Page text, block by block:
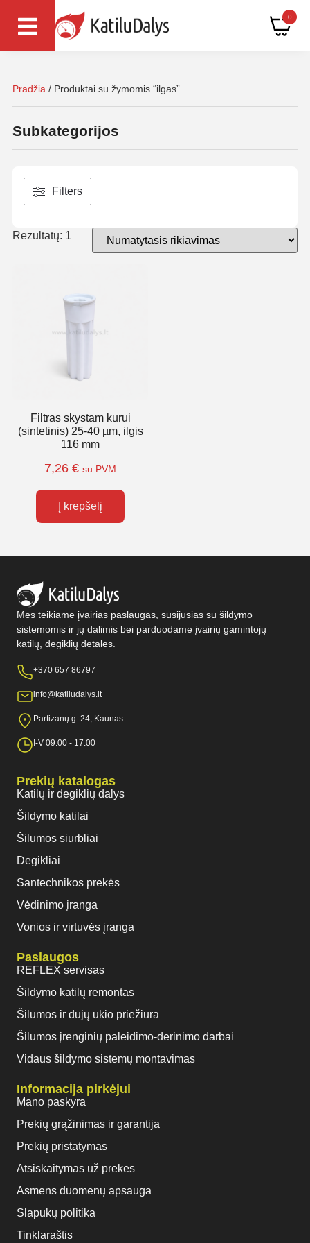
0
Pradžia / Produktai su žymomis “ilgas”
Subkategorijos
Filters
Rezultatų: 1
Filtras skystam kurui
(sintetinis) 25-40 µm, ilgis
116 mm
7,26 € su PVM
Į krepšelį
Mes teikiame įvairias paslaugas, susijusias su šildymo
sistemomis ir jų dalimis bei parduodame įvairių gamintojų
katilų, degiklių detales.
+370 657 86797
info@katiludalys.lt
Partizanų g. 24, Kaunas
I-V 09:00 - 17:00
Prekių katalogas
Katilų ir degiklių dalys
Šildymo katilai
Šilumos siurbliai
Degikliai
Santechnikos prekės
Vėdinimo įranga
Vonios ir virtuvės įranga
Paslaugos
REFLEX servisas
Šildymo katilų remontas
Šilumos ir dujų ūkio priežiūra
Šilumos įrenginių paleidimo-derinimo darbai
Vidaus šildymo sistemų montavimas
Informacija pirkėjui
Mano paskyra
Prekių grąžinimas ir garantija
Prekių pristatymas
Atsiskaitymas už prekes
Asmens duomenų apsauga
Slapukų politika
Tinklaraštis